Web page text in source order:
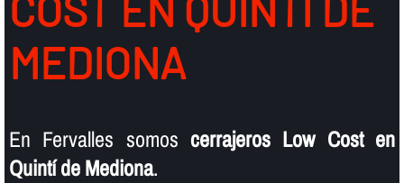
MEDIONA
En Fervalles somos cerrajeros Low Cost en
Quintí de Mediona.